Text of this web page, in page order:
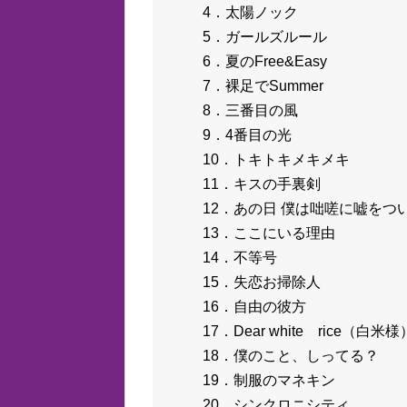
4．太陽ノック
5．ガールズルール
6．夏のFree&Easy
7．裸足でSummer
8．三番目の風
9．4番目の光
10．トキトキメキメキ
11．キスの手裏剣
12．あの日 僕は咄嗟に嘘をつ
13．ここにいる理由
14．不等号
15．失恋お掃除人
16．自由の彼方
17．Dear white rice（白米様
18．僕のこと、しってる？
19．制服のマネキン